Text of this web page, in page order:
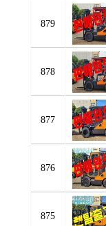
879
878
877
876
875